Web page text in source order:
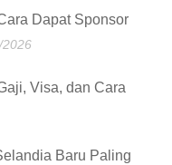
Dapat Sponsor
2026
Visa, dan Cara
Baru Paling